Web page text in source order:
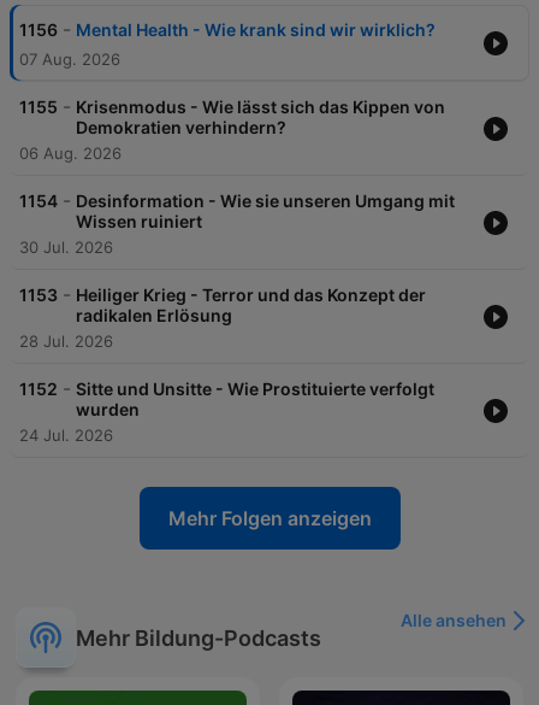
1156 - Mental Health - Wie krank sind wir wirklich?
07 Aug. 2026
1155 - Krisenmodus - Wie lässt sich das Kippen von
Demokratien verhindern?
06 Aug. 2026
1154 - Desinformation - Wie sie unseren Umgang mit
Wissen ruiniert
30 Jul. 2026
1153 - Heiliger Krieg - Terror und das Konzept der
radikalen Erlösung
28 Jul. 2026
1152 - Sitte und Unsitte - Wie Prostituierte verfolgt
wurden
24 Jul. 2026
Mehr Folgen anzeigen
Mehr Bildung-Podcasts
Alle ansehen